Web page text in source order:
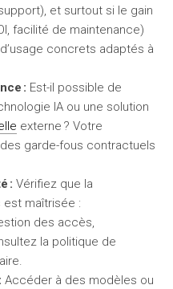
et surtout si le gain
facilité de maintenance)
concrets adaptés à
: Est-il possible de
IA ou une solution
externe ? Votre
garde-fous contractuels
: Vérifiez que la
maîtrisée :
des accès,
la politique de
Accéder à des modèles ou